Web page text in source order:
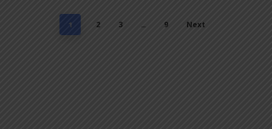
1 2 3 … 9 Next